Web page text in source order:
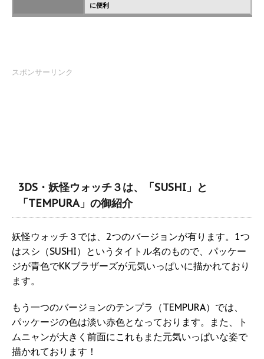
に便利
スポンサーリンク
3DS・妖怪ウォッチ３は、「SUSHI」と
「TEMPURA」の御紹介
妖怪ウォッチ３では、2つのバージョンが有ります。1つ
はスシ（SUSHI）というタイトル名のもので、パッケー
ジが青色でKKブラザーズが元気いっぱいに描かれており
ます。
もう一つのバージョンのテンプラ（TEMPURA）では、
パッケージの色は淡い赤色となっております。また、ト
ムニャンが大きく前面にこれもまた元気いっぱいな姿で
描かれております！